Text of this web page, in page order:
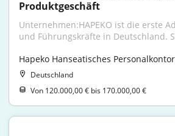
Produktgeschäft
Unternehmen:HAPEKO ist die erste
und Führungskräfte in Deutschland.
Hapeko Hanseatisches
Deutschland
Von 120.000,00 € bis 170.000,00 €